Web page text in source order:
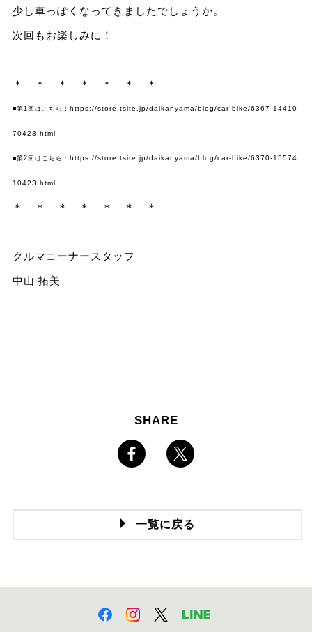
少し車っぽくなってきましたでしょうか。
次回もお楽しみに！
＊ ＊ ＊ ＊ ＊ ＊ ＊
■第1回はこちら： https://store.tsite.jp/daikanyama/blog/car-bike/6367-14410
70423.html
■第2回はこちら： https://store.tsite.jp/daikanyama/blog/car-bike/6370-15574
10423.html
＊ ＊ ＊ ＊ ＊ ＊ ＊
クルマコーナースタッフ
中山 拓美
SHARE
一覧に戻る